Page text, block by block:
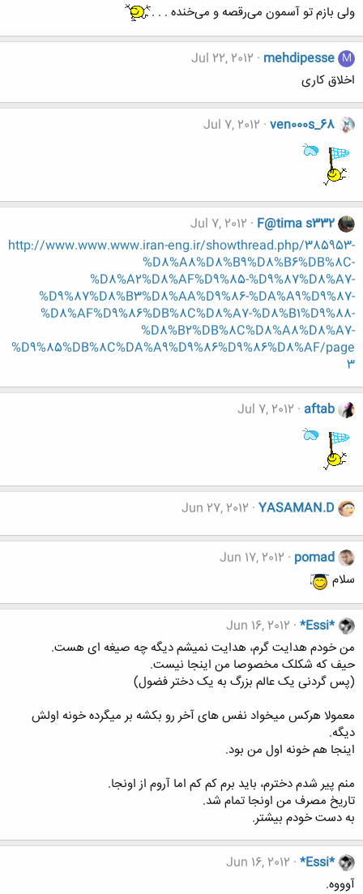
ولی بازم تو آسمون می‌رقصه و می‌خنده . . .
M
mehdipesse
Jul 22, 2012
اخلاق کاری
ven000s_68
Jul 7, 2012
F@tima s332
Jul 7, 2012
http://www.www.www.iran-eng.ir/showthread.php/385953-
%D8%A8%D8%B9%D8%B6%DB%8C-
%D8%A2%D8%AF%D9%85-%D9%87%D8%A7-
%D9%87%D8%B3%D8%AA%D9%86-%DA%A9%D9%87-
%D8%AF%D9%86%DB%8C%D8%A7-%D8%B1%D9%88-
%D8%B2%DB%8C%D8%A8%D8%A7-
%D9%85%DB%8C%DA%A9%D9%86%D9%86%D8%AF/page
3
aftab
Jul 7, 2012
YASAMAN.D
Jun 27, 2012
pomad
Jun 17, 2012
سلام
*Essi*
Jun 16, 2012
من خودم هدایت گرم، هدایت نمیشم دیگه چه صیغه ای هست.
حیف که شکلک مخصوصا من اینجا نیست.
(پس گردنی یک عالم بزرگ به یک دختر فضول)
معمولا هرکس میخواد نفس های آخر رو بکشه بر میگرده خونه اولش
دیگه.
اینجا هم خونه اول من بود.
منم پیر شدم دخترم، باید برم کم کم اما آروم از اونجا.
تاریخ مصرف من اونجا تمام شد.
به دست خودم بیشتر.
*Essi*
Jun 16, 2012
آوووه.